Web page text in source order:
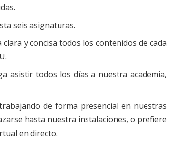
seis asignaturas.
y concisa todos los contenidos de cada
asistir todos los días a nuestra academia,
de forma presencial en nuestras
hasta nuestra instalaciones, o prefiere
en directo.